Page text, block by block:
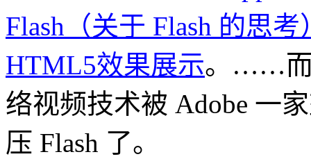
Flash（关于 Flash 的思考
HTML5效果展示。……而
络视频技术被 Adobe 一
压 Flash 了。